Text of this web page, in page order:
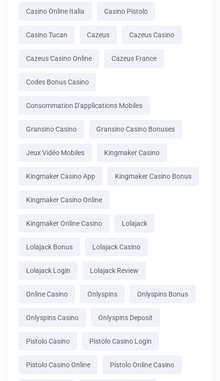
Casino Online Italia Casino Pistolo
Casino Tucan Cazeus Cazeus Casino
Cazeus Casino Online Cazeus France
Codes Bonus Casino
Consommation D'applications Mobiles
Gransino Casino Gransino Casino Bonuses
Jeux Vidéo Mobiles Kingmaker Casino
Kingmaker Casino App Kingmaker Casino Bonus
Kingmaker Casino Online
Kingmaker Online Casino Lolajack
Lolajack Bonus Lolajack Casino
Lolajack Login Lolajack Review
Online Casino Onlyspins Onlyspins Bonus
Onlyspins Casino Onlyspins Deposit
Pistolo Casino Pistolo Casino Login
Pistolo Casino Online Pistolo Online Casino